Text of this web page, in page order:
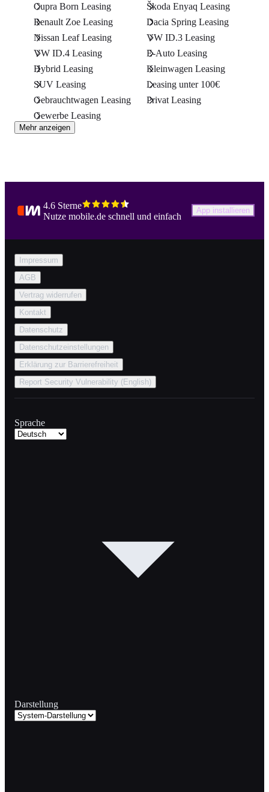
Cupra Born Leasing
Škoda Enyaq Leasing
Renault Zoe Leasing
Dacia Spring Leasing
Nissan Leaf Leasing
VW ID.3 Leasing
VW ID.4 Leasing
E-Auto Leasing
Hybrid Leasing
Kleinwagen Leasing
SUV Leasing
Leasing unter 100€
Gebrauchtwagen Leasing
Privat Leasing
Gewerbe Leasing
Mehr anzeigen
4.6 Sterne
Nutze mobile.de schnell und einfach
App installieren
Impressum
AGB
Vertrag widerrufen
Kontakt
Datenschutz
Datenschutzeinstellungen
Erklärung zur Barrierefreiheit
Report Security Vulnerability (English)
Sprache
Darstellung